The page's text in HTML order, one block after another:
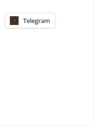
Telegram